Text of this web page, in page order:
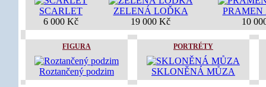
SCARLET
6 000 Kč
ZELENÁ LOĎKA
19 000 Kč
PRAMEN
10
FIGURA
Roztančený podzim
PORTRÉTY
SKLONĚNÁ MŮZA